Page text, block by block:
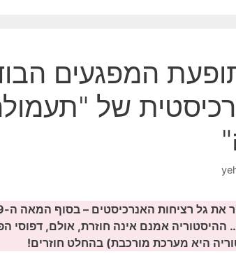
המפגעים
של
ההיסטוריה אמנם אינה חוזרת, אולם, דפוסי
היא מערכת מורכבת) בהחלט חוזרים!